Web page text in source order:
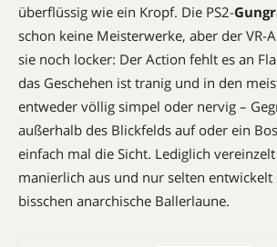
überflüssig wie ein Kropf. Die PS2-
schon keine Meisterwerke, aber der VR-
sie noch locker: Der Action fehlt es an
das Geschehen ist tranig und in den
entweder völlig simpel oder nervig –
außerhalb des Blickfelds auf oder ein
einfach mal die Sicht. Lediglich
manierlich aus und nur selten entwickelt
bisschen anarchische Ballerlaune.